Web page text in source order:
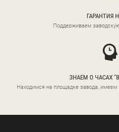
ГАРАНТИЯ
Поддерживаем
ЗНАЕМ О ЧАСАХ
Находимся на площадке завода, имеем